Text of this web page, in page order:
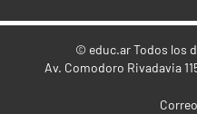
© educ.arTodos los
Av. Comodoro Rivadavia